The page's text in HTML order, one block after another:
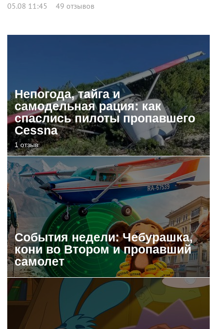
05.08 11:45 49 отзывов
Непогода, тайга и
самодельная рация: как
спаслись пилоты пропавшего
Cessna
1 отзыв
События недели: Чебурашка,
кони во Втором и пропавший
самолет